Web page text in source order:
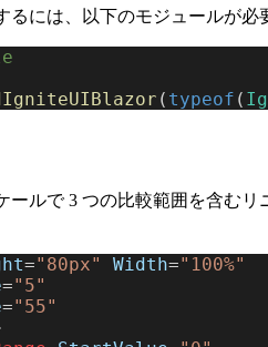
るには、以下のモジュールが必
( typeof (
ールで 3 つの比較範囲を含む
="80px" Width="100%"
="5"
="55"